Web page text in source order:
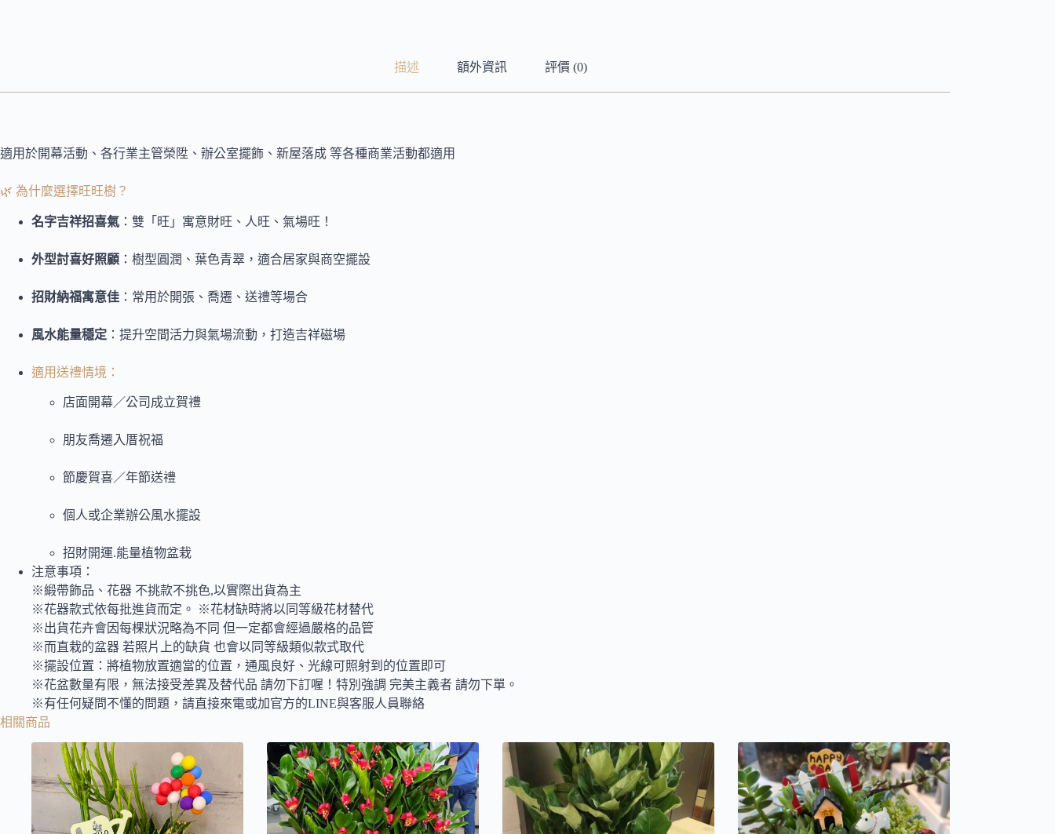
描述 額外資訊 評價 (0)
適用於開幕活動、各行業主管榮陞、辦公室擺飾、新屋落成 等各種商業活動都適用
🌿 為什麼選擇旺旺樹？
名字吉祥招喜氣 ：雙「旺」寓意財旺、人旺、氣場旺！
外型討喜好照顧 ：樹型圓潤、葉色青翠，適合居家與商空擺設
招財納福寓意佳 ：常用於開張、喬遷、送禮等場合
風水能量穩定 ：提升空間活力與氣場流動，打造吉祥磁場
適用送禮情境：
店面開幕／公司成立賀禮
朋友喬遷入厝祝福
節慶賀喜／年節送禮
個人或企業辦公風水擺設
招財開運.能量植物盆栽
注意事項：
※緞帶飾品、花器 不挑款不挑色,以實際出貨為主
※花器款式依每批進貨而定。 ※花材缺時將以同等級花材替代
※出貨花卉會因每棵狀況略為不同 但一定都會經過嚴格的品管
※而直栽的盆器 若照片上的缺貨 也會以同等級類似款式取代
※擺設位置：將植物放置適當的位置，通風良好、光線可照射到的位置即可
※花盆數量有限，無法接受差異及替代品 請勿下訂喔！特別強調 完美主義者 請勿下單。
※有任何疑問不懂的問題，請直接來電或加官方的LINE與客服人員聯絡
相關商品